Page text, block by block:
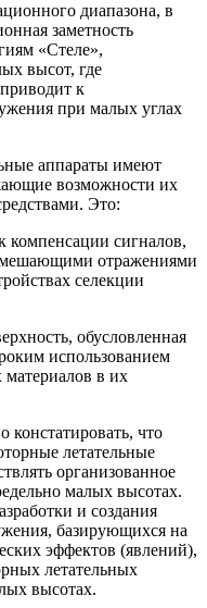
диапазона, в
заметность
«Стеле»,
высот, где
к
при малых углах
аппараты имеют
возможности их
Это:
компенсации сигналов,
мешающими отражениями
селекции
обусловленная
использованием
в их
что
летательные
организованное
малых высотах.
и создания
базирующихся на
эффектов (явлений),
летательных
высотах.